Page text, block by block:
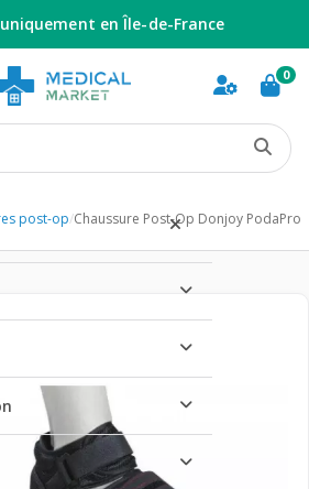
en Île-de-France
0
post-op/Chaussure Post-Op Donjoy PodaPro